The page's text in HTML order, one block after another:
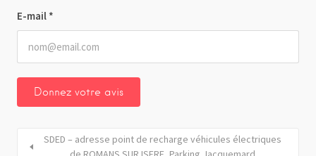
E-mail *
SDED – adresse point de recharge véhicules électriques